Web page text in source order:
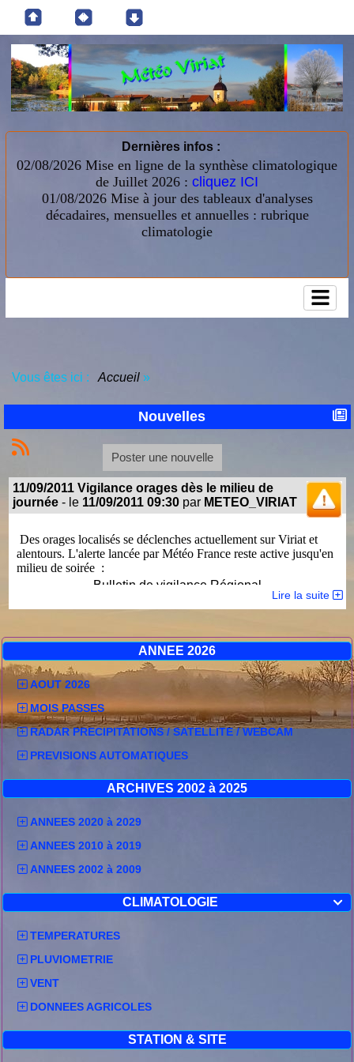
Dernières infos :
02/08/2026 Mise en ligne de la synthèse climatologique
de Juillet 2026 : cliquez ICI
01/08/2026 Mise à jour des tableaux d'analyses
décadaires, mensuelles et annuelles : rubrique
climatologie
ANNEE 2026
AOUT 2026
MOIS PASSES
RADAR PRECIPITATIONS / SATELLITE / WEBCAM
PREVISIONS AUTOMATIQUES
ARCHIVES 2002 à 2025
ANNEES 2020 à 2029
ANNEES 2010 à 2019
ANNEES 2002 à 2009

CLIMATOLOGIE
TEMPERATURES
PLUVIOMETRIE
VENT
DONNEES AGRICOLES
STATION & SITE
Vous êtes ici : Accueil »
Nouvelles
Poster une nouvelle
11/09/2011 Vigilance orages dès le milieu de
journée - le 11/09/2011 09:30par METEO_VIRIAT
Des orages localisés se déclenches actuellement sur Viriat et
alentours. L'alerte lancée par Météo France reste active jusqu'en
milieu de soirée :
Bulletin de vigilance Régional
Emis le : dimanche 11 septembre 2011 à 22h00
par : Météo-France Lyon
Date et heure du prochain message : au plus tard le
dimanche 11 septembre 2011 à 22h00
Type de phénomène :Orages
Début de phénomène :prévu le dimanche 11 septembre
Fin de phénomène :prévu le dimanche 11 septembre
2011 à 19h00
Début de suivi pour :Aucun département
Maintien de suivi pour :Auc
Côte-d'Or (21), Saône-et-Loire (71), Allier (03), Haute-
Loire (43), Puy-de-Dôme (63), Ain (01)
Fin de suivi pour :
Description
Qualification du phénomène: Situation fortement
orageuse d'été qui nécessite une vigilance particulière
Lire la suite